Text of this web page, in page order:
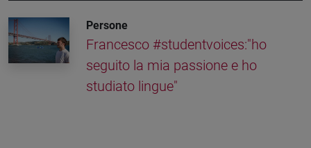
Persone
Francesco #studentvoices:"ho
seguito la mia passione e ho
studiato lingue"